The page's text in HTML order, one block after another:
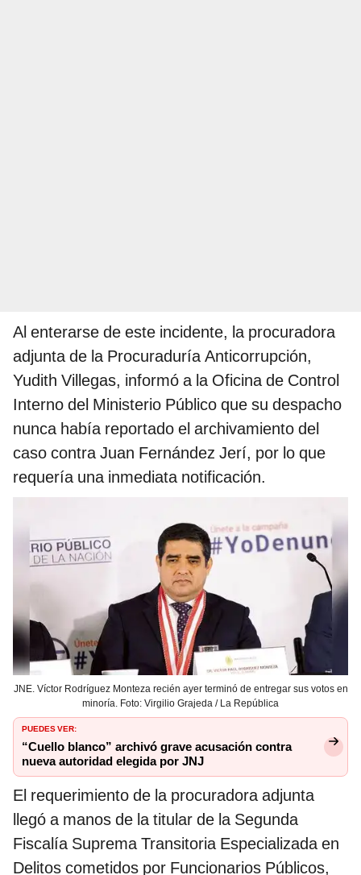
Al enterarse de este incidente, la procuradora
adjunta de la Procuraduría Anticorrupción,
Yudith Villegas, informó a la Oficina de Control
Interno del Ministerio Público que su despacho
nunca había reportado el archivamiento del
caso contra Juan Fernández Jerí, por lo que
requería una inmediata notificación.
JNE. Víctor Rodríguez Monteza recién ayer terminó de entregar sus votos en
minoría. Foto: Virgilio Grajeda / La República
PUEDES VER:
“Cuello blanco” archivó grave acusación contra
nueva autoridad elegida por JNJ
El requerimiento de la procuradora adjunta
llegó a manos de la titular de la Segunda
Fiscalía Suprema Transitoria Especializada en
Delitos cometidos por Funcionarios Públicos,